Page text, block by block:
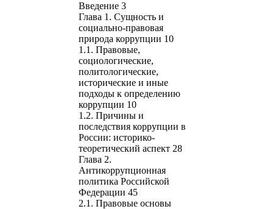
Введение 3
Глава 1. Сущность и
социально-правовая
природа коррупции 10
1.1. Правовые,
социологические,
политологические,
исторические и иные
подходы к определению
коррупции 10
1.2. Причины и
последствия коррупции в
России: историко-
теоретический аспект 28
Глава 2.
Антикоррупционная
политика Российской
Федерации 45
2.1. Правовые основы